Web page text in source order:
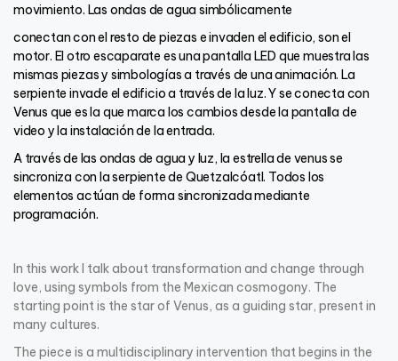
movimiento. Las ondas de agua simbólicamente
conectan con el resto de piezas e invaden el edificio, son el
motor. El otro escaparate es una pantalla LED que muestra las
mismas piezas y simbologías a través de una animación. La
serpiente invade el edificio a través de la luz. Y se conecta con
Venus que es la que marca los cambios desde la pantalla de
video y la instalación de la entrada.
A través de las ondas de agua y luz, la estrella de venus se
sincroniza con la serpiente de Quetzalcóatl. Todos los
elementos actúan de forma sincronizada mediante
programación.
In this work I talk about transformation and change through
love, using symbols from the Mexican cosmogony. The
starting point is the star of Venus, as a guiding star, present in
many cultures.
The piece is a multidisciplinary intervention that begins in the